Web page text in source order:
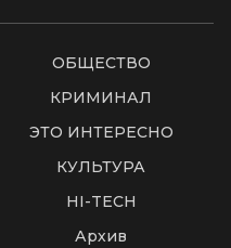
ОБЩЕСТВО
КРИМИНАЛ
ЭТО ИНТЕРЕСНО
КУЛЬТУРА
HI-TECH
Архив